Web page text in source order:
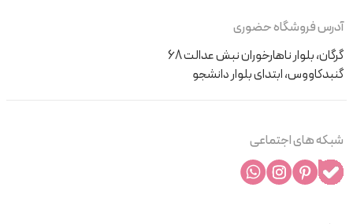
آدرس فروشگاه حضوری
گرگان، بلوار ناهارخوران نبش عدالت 68
گنبدکاووس، ابتدای بلوار دانشجو
شبکه های اجتماعی